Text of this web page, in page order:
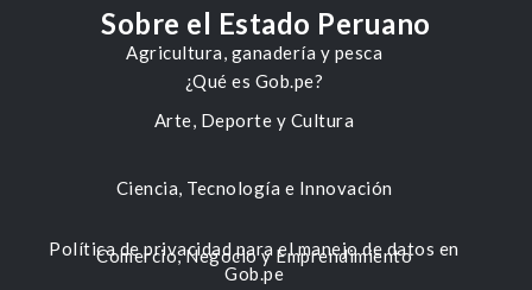
Agricultura, ganadería y pesca
Arte, Deporte y Cultura
Ciencia, Tecnología e Innovación
Comercio, Negocio y Emprendimiento
Sobre el Estado Peruano
¿Qué es Gob.pe?
Política de privacidad para el manejo de datos en
Gob.pe